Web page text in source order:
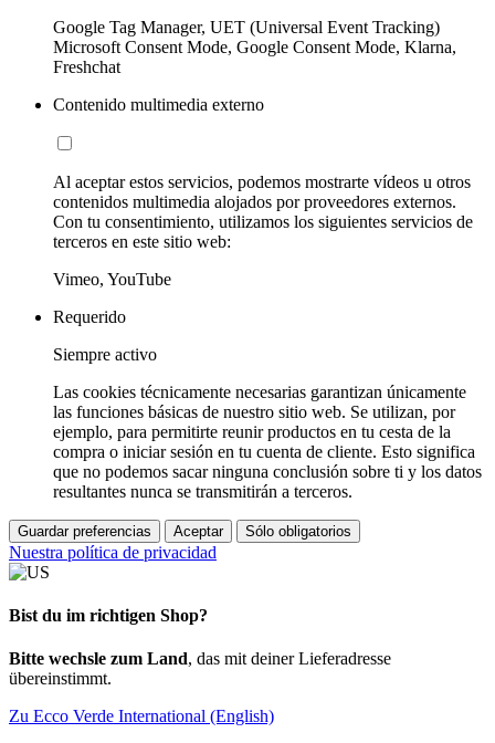
Google Tag Manager, UET (Universal Event Tracking)
Microsoft Consent Mode, Google Consent Mode, Klarna,
Freshchat
Contenido multimedia externo
Al aceptar estos servicios, podemos mostrarte vídeos u otros
contenidos multimedia alojados por proveedores externos.
Con tu consentimiento, utilizamos los siguientes servicios de
terceros en este sitio web:
Vimeo, YouTube
Requerido
Siempre activo
Las cookies técnicamente necesarias garantizan únicamente
las funciones básicas de nuestro sitio web. Se utilizan, por
ejemplo, para permitirte reunir productos en tu cesta de la
compra o iniciar sesión en tu cuenta de cliente. Esto significa
que no podemos sacar ninguna conclusión sobre ti y los datos
resultantes nunca se transmitirán a terceros.
Guardar preferencias Aceptar Sólo obligatorios
Nuestra política de privacidad
Bist du im richtigen Shop?
Bitte wechsle zum Land, das mit deiner Lieferadresse
übereinstimmt.
Zu Ecco Verde International (English)